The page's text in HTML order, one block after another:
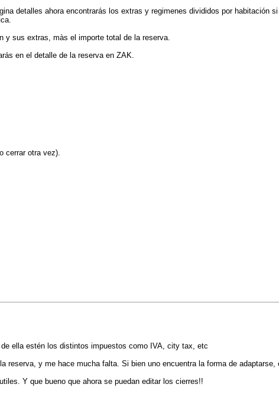
detalles ahora encontrarás los extras y regimenes divididos por habitación
y sus extras, màs el importe total de la reserva.
en el detalle de la reserva en ZAK.
cerrar otra vez).
ella estén los distintos impuestos como IVA, city tax, etc
y me hace mucha falta. Si bien uno encuentra la forma de adaptarse,
Y que bueno que ahora se puedan editar los cierres!!